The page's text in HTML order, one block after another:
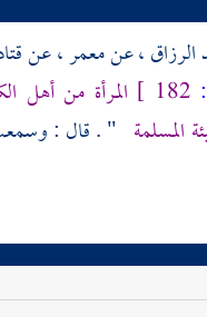
، عنمعمر، عن
المرأة من أهل
المسلمة " . قال :